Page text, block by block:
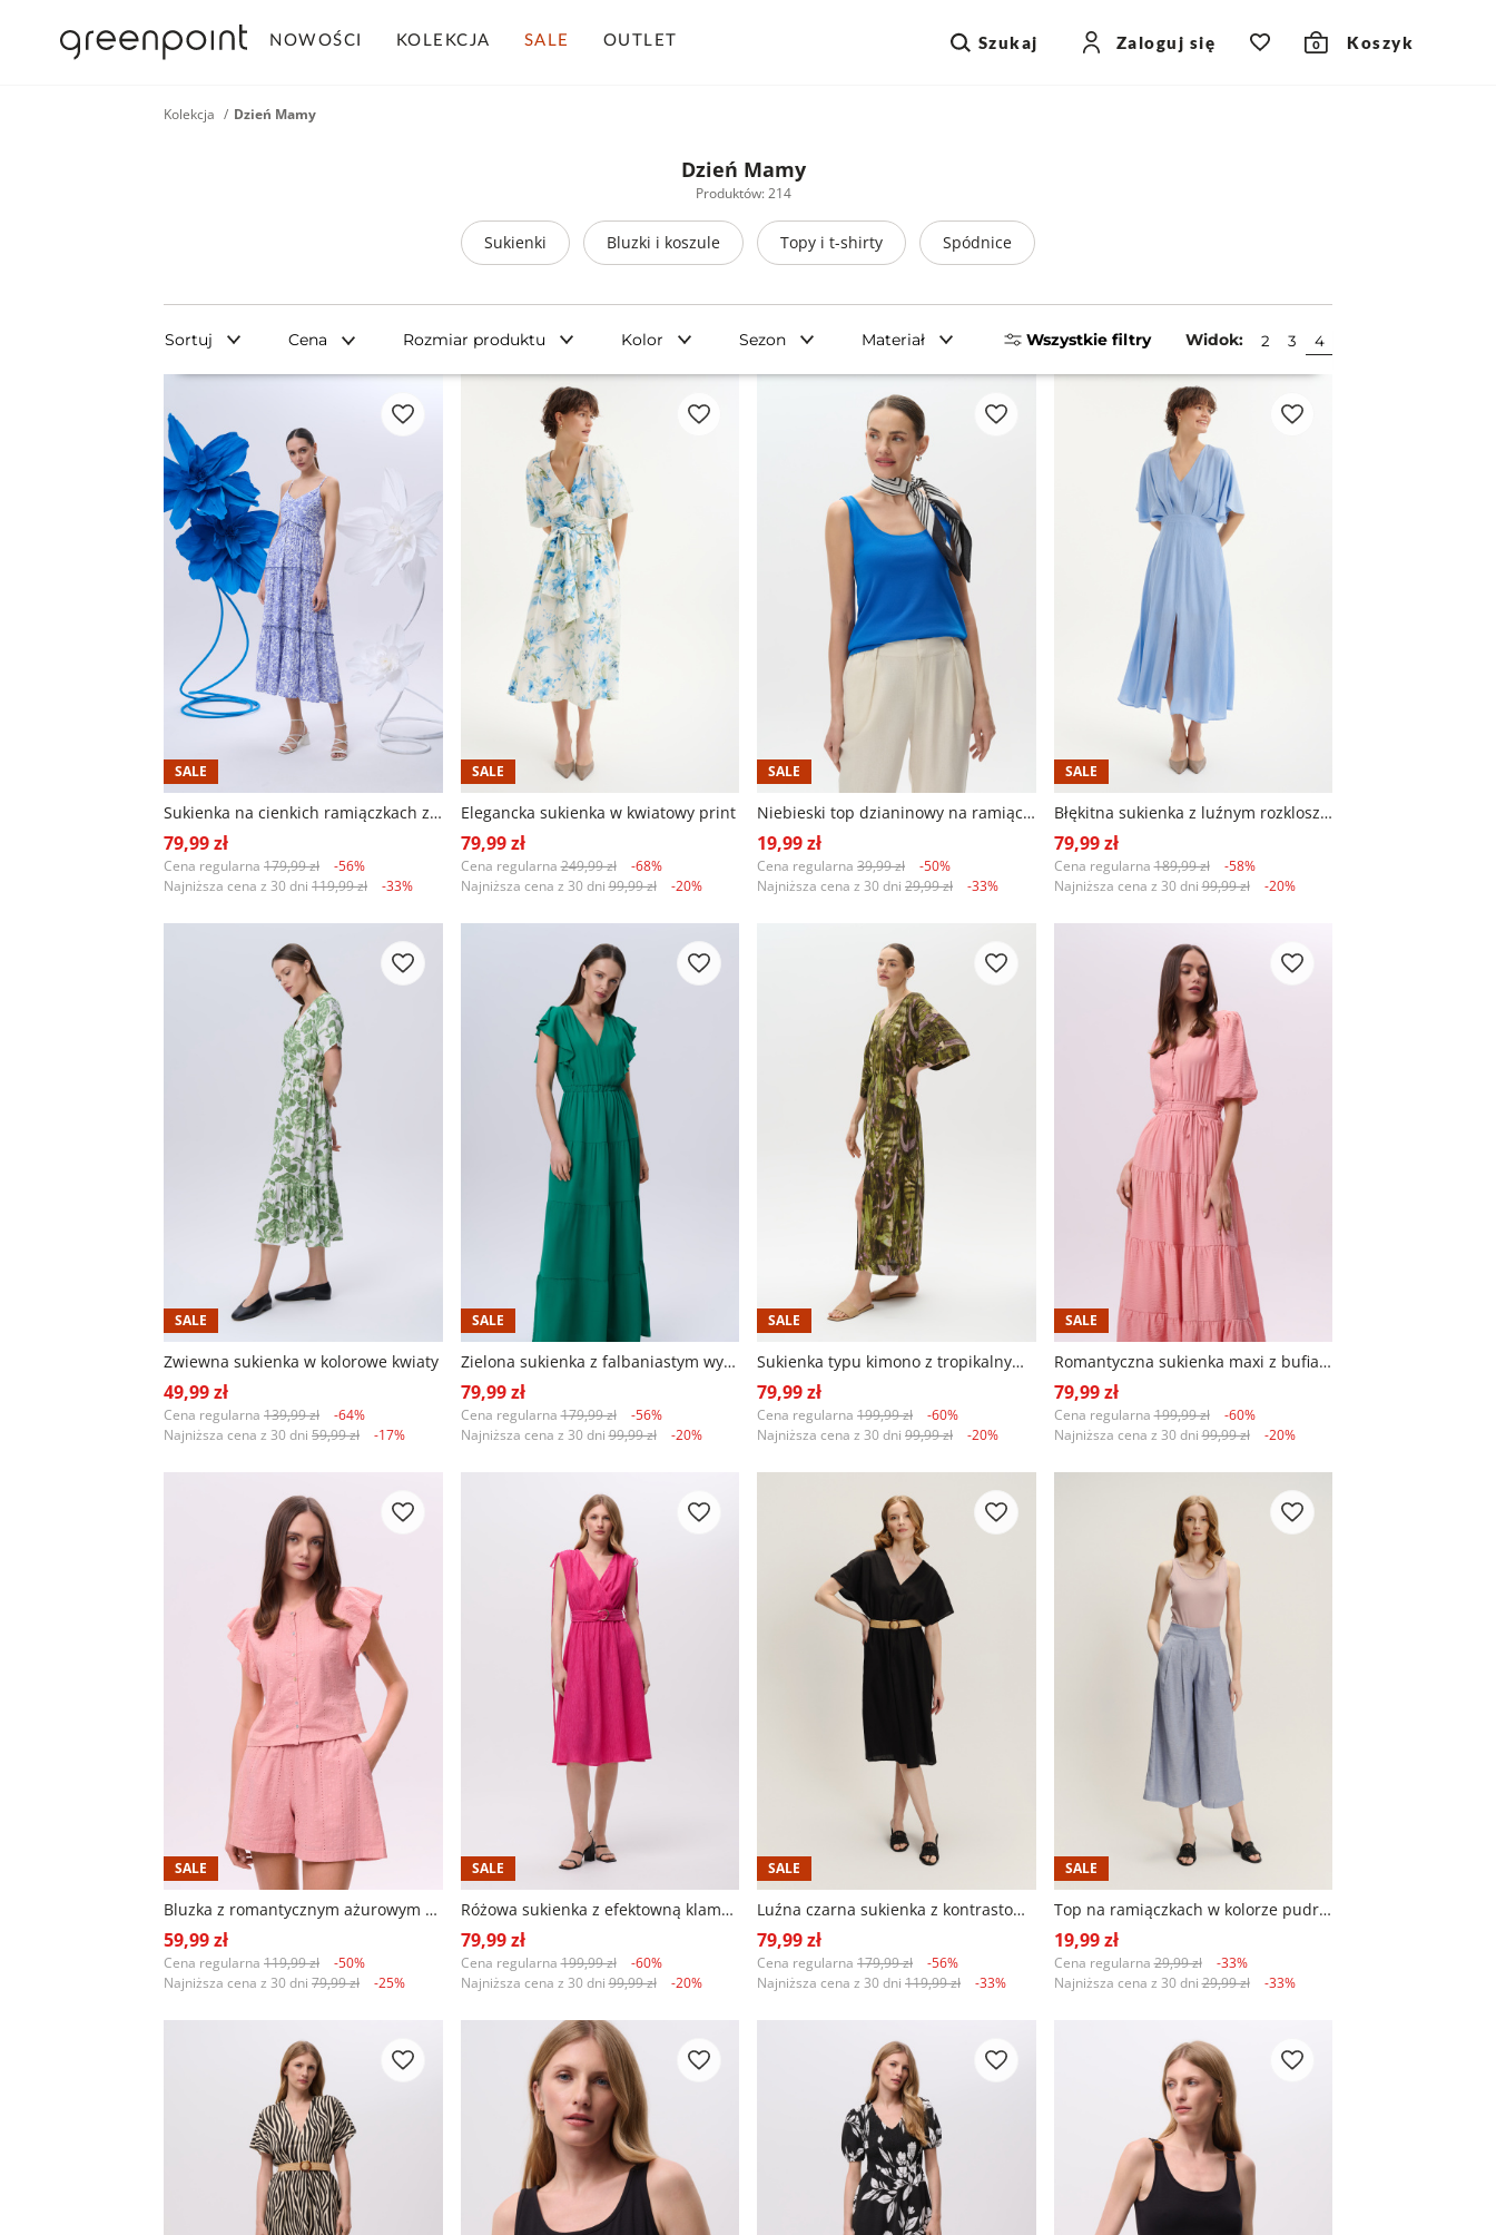
NOWOŚCI KOLEKCJA SALE OUTLET Szukaj Zaloguj się 0 Koszyk
Kolekcja Dzień Mamy
Dzień Mamy
Produktów: 214
Sukienki Bluzki i koszule Topy i t-shirty Spódnice
Sortuj Cena Rozmiar produktu Kolor Sezon Materiał Wszystkie filtry Widok: 2 3 4
SALE
Sukienka na cienkich ramiączkach z kwiatowym printem
79,99 zł
Cena regularna 179,99 zł
-56%
Najniższa cena z 30 dni 119,99 zł -33%
SALE
Elegancka sukienka w kwiatowy print
79,99 zł
Cena regularna249,99 zł
-68%
Najniższa cena z 30 dni99,99 zł -20%
SALE
Niebieski top dzianinowy na ramiączkach
19,99 zł
Cena regularna 39,99 zł
-50%
Najniższa cena z 30 dni 29,99 zł -33%
SALE
Błękitna sukienka z luźnym rozkloszowanym dołem
79,99 zł
Cena regularna189,99 zł
-58%
Najniższa cena z 30 dni99,99 zł -20%
SALE
Zwiewna sukienka w kolorowe kwiaty
49,99 zł
Cena regularna 139,99 zł
-64%
Najniższa cena z 30 dni 59,99 zł -17%
SALE
Zielona sukienka z falbaniastym wykończeniem
79,99 zł
Cena regularna179,99 zł
-56%
Najniższa cena z 30 dni99,99 zł -20%
SALE
Sukienka typu kimono z tropikalnym printem
79,99 zł
Cena regularna 199,99 zł
-60%
Najniższa cena z 30 dni 99,99 zł -20%
SALE
Romantyczna sukienka maxi z bufiastymi rękawami
79,99 zł
Cena regularna199,99 zł
-60%
Najniższa cena z 30 dni99,99 zł -20%
SALE
Bluzka z romantycznym ażurowym haftem
59,99 zł
Cena regularna 119,99 zł
-50%
Najniższa cena z 30 dni 79,99 zł -25%
SALE
Różowa sukienka z efektowną klamrą w talii
79,99 zł
Cena regularna199,99 zł
-60%
Najniższa cena z 30 dni99,99 zł -20%
SALE
Luźna czarna sukienka z kontrastowym paskiem
79,99 zł
Cena regularna 179,99 zł
-56%
Najniższa cena z 30 dni 119,99 zł -33%
SALE
Top na ramiączkach w kolorze pudrowego różu
19,99 zł
Cena regularna29,99 zł
-33%
Najniższa cena z 30 dni29,99 zł -33%